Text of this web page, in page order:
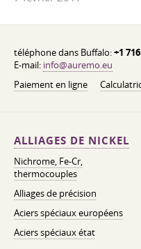
téléphone dans Buffalo:+1
E-mail: info@auremo.eu
Paiement en ligne
ALLIAGES DE NICKEL
Nichrome, Fe-Cr,
thermocouples
Alliages de précision
Aciers spéciaux européens
Aciers spéciaux état